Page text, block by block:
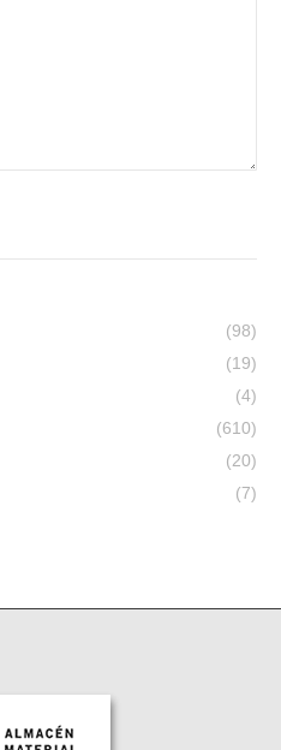
(98)
(19)
(4)
(610)
(20)
(7)